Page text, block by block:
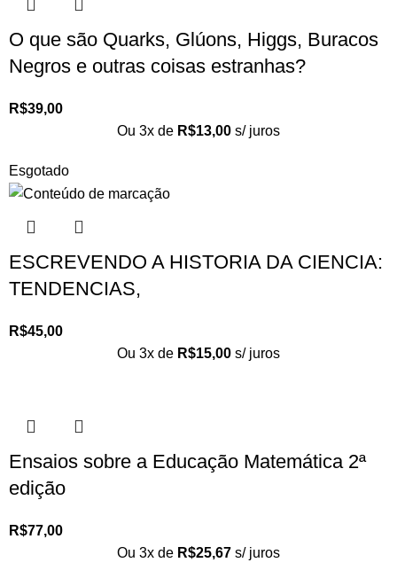
O que são Quarks, Glúons, Higgs, Buracos
Negros e outras coisas estranhas?
R$39,00
Ou 3x de R$13,00 s/ juros
Esgotado
ESCREVENDO A HISTORIA DA CIENCIA:
TENDENCIAS,
R$45,00
Ou 3x de R$15,00 s/ juros
Ensaios sobre a Educação Matemática 2ª
edição
R$77,00
Ou 3x de R$25,67 s/ juros